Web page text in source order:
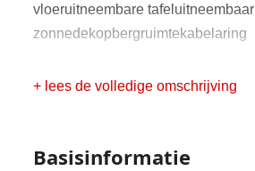
vloeruitneembare tafeluitneembaar
zonnedekopbergruimtekabelaring
+ lees de volledige omschrijving
Basisinformatie